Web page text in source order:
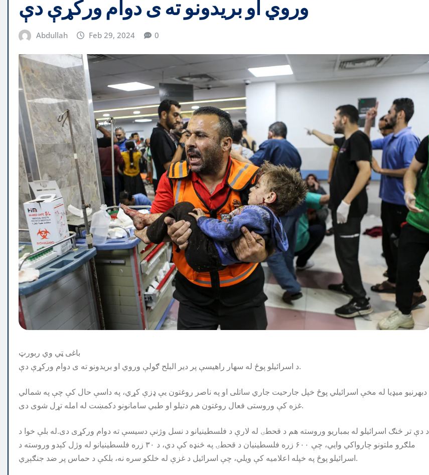
وروي او بریدونو ته ی دوام ورکړې دې
Abdullah Feb 29, 2024 0
باغی ټي وي ربورټ
د اسرائیلو پوځ له سهار راهیسې پر دیر البلح ګولې وروي او بریدونو ته ی دوام ورکړې دې.
دبهرنيو ميډيا له مخې اسرائيلي پوځ خپل جارحيت جاري ساتلى او په ناصر روغتون يې ډزې کړي، په داسې حال کې چې په شمالي
غزه کې وروستى فعال روغتون هم دتيلو او طبي سامانونو دکمښت له امله تړل شوى دى.
د دې تر څنګ اسرائیلو له بمباریو وروسته هم د قحطۍ له لارې د فلسطینیانو د نسل وژنې دسیسې ته دوام ورکړی دی.له بلې خوا د
ملګرو ملتونو چارواکي وايي، چې ۶۰۰ زره فلسطینیان د قحطۍ په څنډه کې دي، د ۳۰ زره فلسطینیانو له وژل کېدو وروسته د
اسرائیلو پوځ په خپله اعلامیه کې ویلي، چې اسرائیل د غزې له خلکو سره نه، بلکې د حماس پر ضد جنګېږي.